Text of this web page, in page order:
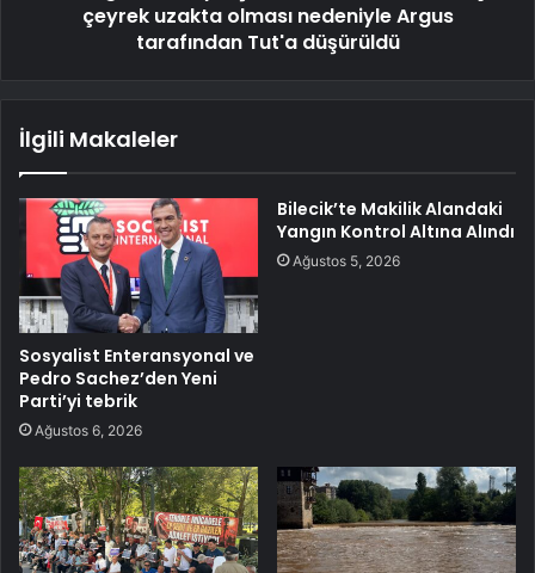
çeyrek uzakta olması nedeniyle Argus
tarafından Tut'a düşürüldü
İlgili Makaleler
Sosyalist Enteransyonal ve
Pedro Sachez’den Yeni
Parti’yi tebrik
Ağustos 6, 2026
Bilecik’te Makilik Alandaki
Yangın Kontrol Altına Alındı
Ağustos 5, 2026